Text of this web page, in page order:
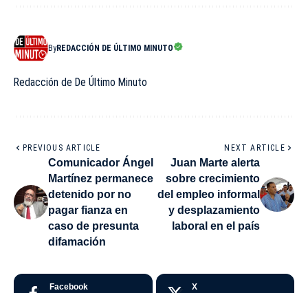
ByREDACCIÓN DE ÚLTIMO MINUTO
Redacción de De Último Minuto
PREVIOUS ARTICLE
Comunicador Ángel
Martínez permanece
detenido por no
pagar fianza en
caso de presunta
difamación
NEXT ARTICLE
Juan Marte alerta
sobre crecimiento
del empleo informal
y desplazamiento
laboral en el país
Facebook X